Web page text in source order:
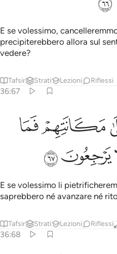
E se volessimo,
precipiterebbero allora sul
vedere?
Tafsir Strati Lezioni Riflessi
36:67
استطاعوا مضيا ولا يرجعون ٦٧
فَمَا ٱسْتَطَـٰعُوا۟ مُضِيًّۭا وَلَا
ﲪﲫ
ﲯﲰ
E se volessimo li
saprebbero né avanzare né
Tafsir Strati Lezioni Riflessi
36:68